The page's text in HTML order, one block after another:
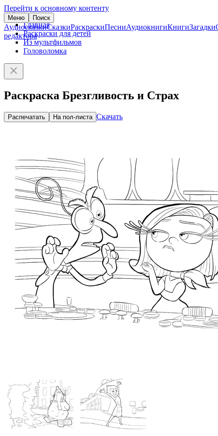
Перейти к основному контенту
Меню Поиск
АудиосказкиСказкиРаскраскиПесниАудиокнигиКнигиЗагадки
редактора
Главная
Раскраски для детей
Из мультфильмов
Головоломка
Раскраска Брезгливость и Страх
Распечатать На пол-листа Скачать